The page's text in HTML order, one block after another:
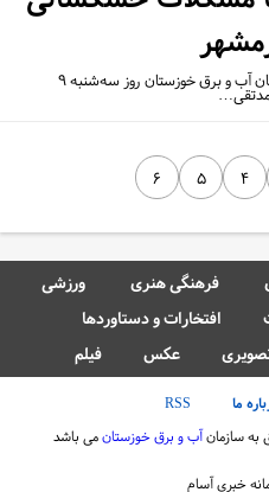
نشست تخصصی شماره ۱۲۱ کافه دانش سازمان آب و برق خوزستان روز سه‌شنبه ۹
فرهنگی هنری
ورزشی
افتخارات و دستاوردها
عکس فیلم
ما
RSS
سازمانآب و برق خوزستانمی باشد
خبری آسام